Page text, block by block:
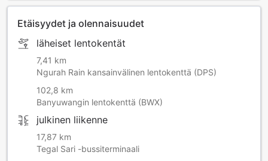
Etäisyydet ja olennaisuudet
läheiset lentokentät
7,41 km
Ngurah Rain kansainvälinen lentokenttä (DPS)
102,8 km
Banyuwangin lentokenttä (BWX)
julkinen liikenne
17,87 km
Tegal Sari -bussiterminaali